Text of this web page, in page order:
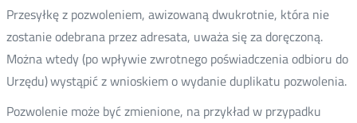
Przesyłkę z pozwoleniem, awizowaną dwukrotnie, która nie
zostanie odebrana przez adresata, uważa się za doręczoną.
Można wtedy (po wpływie zwrotnego poświadczenia odbioru do
Urzędu)wystąpić z wnioskiem o wydanie duplikatu pozwolenia.
Pozwolenie może być zmienione, na przykład w przypadku